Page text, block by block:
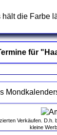
die Farbe
für
Verkäufen.
kleine